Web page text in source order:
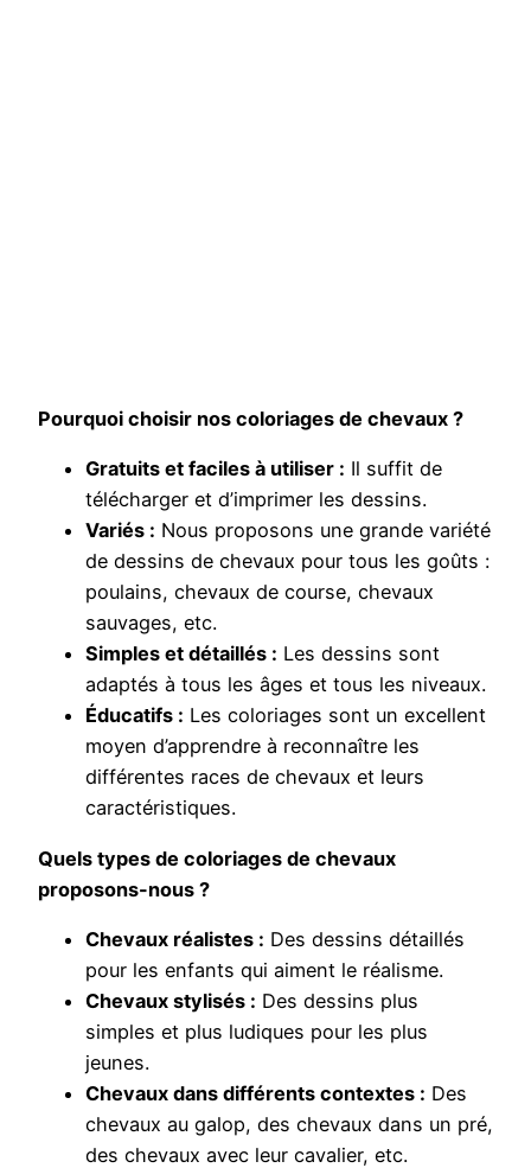
Pourquoi choisir nos coloriages de chevaux ?
Gratuits et faciles à utiliser : Il suffit de
télécharger et d’imprimer les dessins.
Variés : Nous proposons une grande variété
de dessins de chevaux pour tous les goûts :
poulains, chevaux de course, chevaux
sauvages, etc.
Simples et détaillés : Les dessins sont
adaptés à tous les âges et tous les niveaux.
Éducatifs : Les coloriages sont un excellent
moyen d’apprendre à reconnaître les
différentes races de chevaux et leurs
caractéristiques.
Quels types de coloriages de chevaux
proposons-nous ?
Chevaux réalistes : Des dessins détaillés
pour les enfants qui aiment le réalisme.
Chevaux stylisés : Des dessins plus
simples et plus ludiques pour les plus
jeunes.
Chevaux dans différents contextes : Des
chevaux au galop, des chevaux dans un pré,
des chevaux avec leur cavalier, etc.